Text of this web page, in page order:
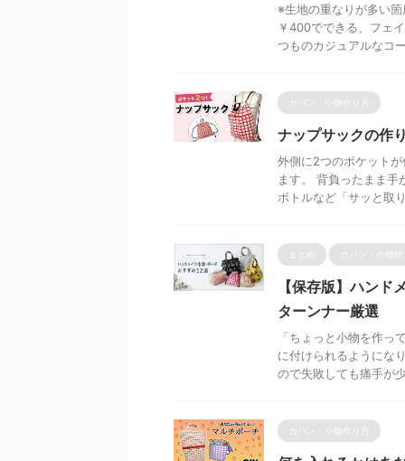
※生地の重なりが多い
￥400でできる、フェ
つものカジュアルなコ
カバン・小物作り方
ナップサックの作
外側に2つのポケット
ます。 背負ったまま
ボトルなど「サッと取
まとめ カバン・小物
【保存版】ハン
ターンナー厳選
「ちょっと小物を作っ
に付けられるようにな
ので失敗しても痛手が
カバン・小物作り方